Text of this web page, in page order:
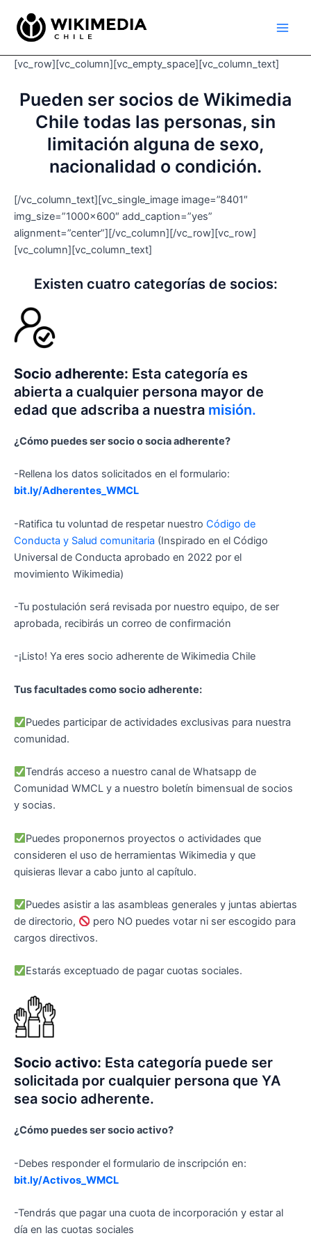
contenido
[vc_row][vc_column][vc_empty_space][vc_column_text]
Pueden ser socios de Wikimedia
Chile todas las personas, sin
limitación alguna de sexo,
nacionalidad o condición.
[/vc_column_text][vc_single_image image=”8401″
img_size=”1000×600″ add_caption=”yes”
alignment=”center”][/vc_column][/vc_row][vc_row]
[vc_column][vc_column_text]
Existen cuatro categorías de socios:
Socio adherente: Esta categoría es
abierta a cualquier persona mayor de
edad que adscriba a nuestra misión.
¿Cómo puedes ser socio o socia adherente?
-Rellena los datos solicitados en el formulario:
bit.ly/Adherentes_WMCL
-Ratifica tu voluntad de respetar nuestro Código de
Conducta y Salud comunitaria (Inspirado en el Código
Universal de Conducta aprobado en 2022 por el
movimiento Wikimedia)
-Tu postulación será revisada por nuestro equipo, de ser
aprobada, recibirás un correo de confirmación
-¡Listo! Ya eres socio adherente de Wikimedia Chile
Tus facultades como socio adherente:
Puedes participar de actividades exclusivas para nuestra
comunidad.
Tendrás acceso a nuestro canal de Whatsapp de
Comunidad WMCL y a nuestro boletín bimensual de socios
y socias.
Puedes proponernos proyectos o actividades que
consideren el uso de herramientas Wikimedia y que
quisieras llevar a cabo junto al capítulo.
Puedes asistir a las asambleas generales y juntas abiertas
de directorio,
pero NO puedes votar ni ser escogido para
cargos directivos.
Estarás exceptuado de pagar cuotas sociales.
Socio activo: Esta categoría puede ser
solicitada por cualquier persona que YA
sea socio adherente.
¿Cómo puedes ser socio activo?
-Debes responder el formulario de inscripción en:
bit.ly/Activos_WMCL
-Tendrás que pagar una cuota de incorporación y estar al
día en las cuotas sociales